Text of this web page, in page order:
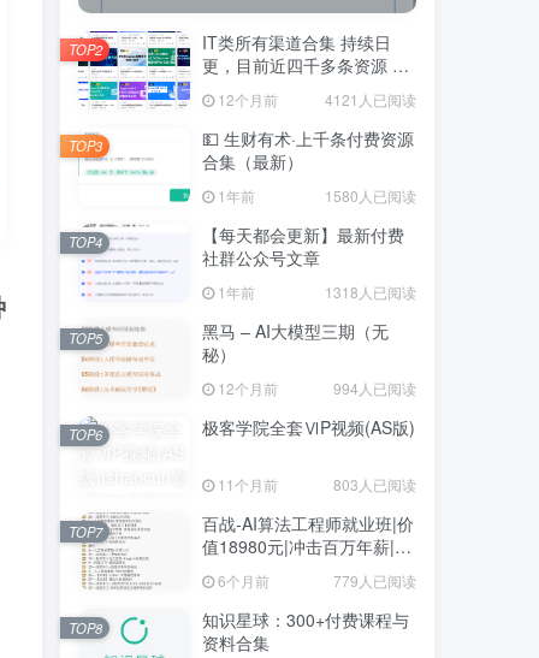
IT类所有渠道合集 持续日
更，目前近四千多条资源 年
12个月前 4121人已阅读
TOP2
💵 生财有术·上千条付费资源
合集（最新）
1年前 1580人已阅读
TOP3
【每天都会更新】最新付费
社群公众号文章
1年前 1318人已阅读
TOP4
黑马 – AI大模型三期（无
秘）
12个月前 994人已阅读
TOP5
极客学院全套ⅥP视频(AS版)
11个月前 803人已阅读
TOP6
百战-AI算法工程师就业班|价
值18980元|冲击百万年薪|完
结无秘
6个月前 779人已阅读
TOP7
知识星球：300+付费课程与
资料合集
TOP8